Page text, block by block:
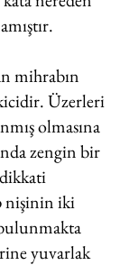
mihrabın
Üzerleri
olmasına
zengin bir
nişinin iki
yuvarlak